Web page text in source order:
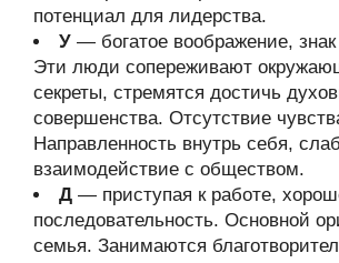
потенциал для лидерства.
У — богатое воображение,
Эти люди сопереживают
секреты, стремятся достичь
совершенства. Отсутствие
Направленность внутрь себя,
взаимодействие с обществом.
Д — приступая к работе,
последовательность. Основной
семья. Занимаются